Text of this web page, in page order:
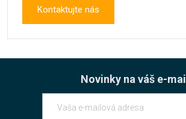
Kontaktujte nás
Novinky na váš e-mail